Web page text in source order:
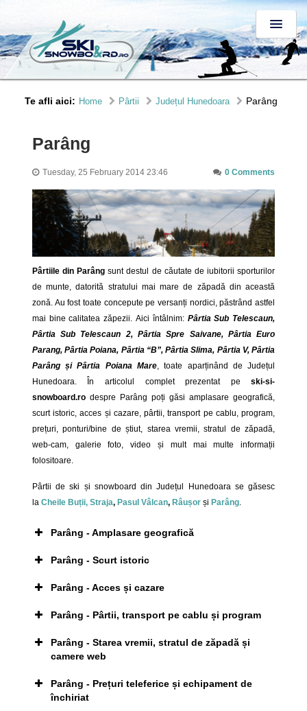
Te afli aici: Home Pârtii Județul Hunedoara Parâng
Parâng
Tuesday, 25 February 2014 23:46 0 Comments
Pârtiile din Parâng sunt destul de căutate de iubitorii sporturilor
de munte, datorită stratului mai mare de zăpadă din această
zonă. Au fost toate concepute pe versanți nordici, păstrând astfel
mai bine calitatea zăpezii. Aici întâlnim: Pârtia Sub Telescaun,
Pârtia Sub Telescaun 2, Pârtia Spre Saivane, Pârtia Euro
Parang, Pârtia Poiana, Pârtia “B”, Pârtia Slima, Pârtia V, Pârtia
Parâng și Pârtia Poiana Mare, toate aparținând de Județul
Hunedoara. În articolul complet prezentat peski-si-
snowboard.rodespre Parâng poți găsi amplasare geografică,
scurt istoric, acces și cazare, pârtii, transport pe cablu, program,
prețuri, ponturi/bine de știut, starea vremii, stratul de zăpadă,
web-cam, galerie foto, video și mult mai multe informații
folositoare.
Pârtii de ski și snowboard din Județul Hunedoara se găsesc
la Cheile Buții, Straja, Pasul Vâlcan, Râușor și Parâng.
Parâng - Amplasare geografică
Parâng - Scurt istoric
Parâng - Acces și cazare
Parâng - Pârtii, transport pe cablu și program
Parâng - Starea vremii, stratul de zăpadă și
camere web
Parâng - Prețuri teleferice și echipament de
închiriat